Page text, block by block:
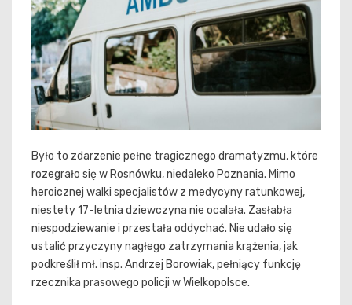
Było to zdarzenie pełne tragicznego dramatyzmu, które
rozegrało się w Rosnówku, niedaleko Poznania. Mimo
heroicznej walki specjalistów z medycyny ratunkowej,
niestety 17-letnia dziewczyna nie ocalała. Zasłabła
niespodziewanie i przestała oddychać. Nie udało się
ustalić przyczyny nagłego zatrzymania krążenia, jak
podkreślił mł. insp. Andrzej Borowiak, pełniący funkcję
rzecznika prasowego policji w Wielkopolsce.